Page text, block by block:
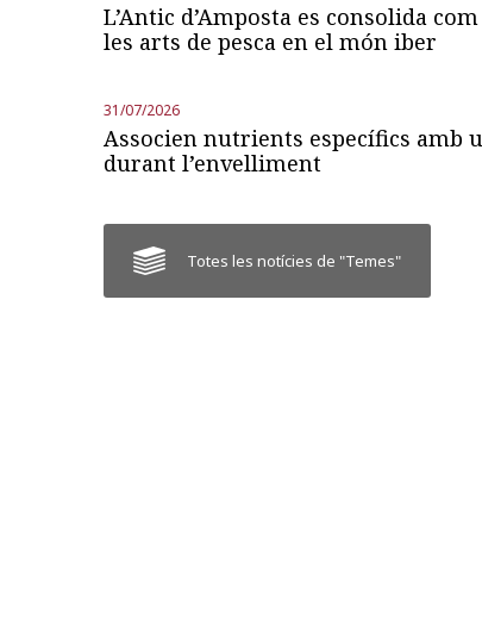
L’Antic d’Amposta es consolida
les arts de pesca en el món iber
31/07/2026
Associen nutrients específics
durant l’envelliment
Totes les notícies de "Temes"